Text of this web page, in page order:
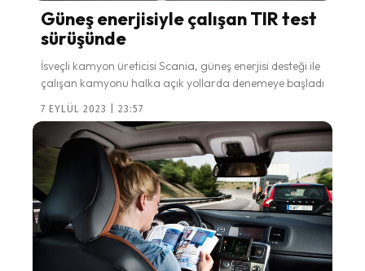
Güneş enerjisiyle çalışan TIR test
sürüşünde
İsveçli kamyon üreticisi Scania, güneş enerjisi desteği ile
çalışan kamyonu halka açık yollarda denemeye başladı
7 EYLÜL 2023 | 23:57